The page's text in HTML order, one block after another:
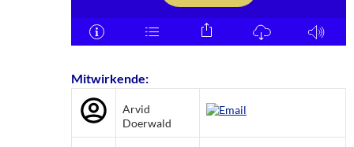
Mitwirkende:
Arvid
Doerwald